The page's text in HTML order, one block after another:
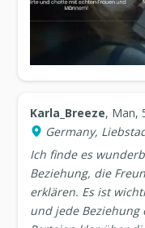
Karla_Breeze, Man,
Germany,
Ich finde es
Beziehung, die
erklären. Es ist
und jede